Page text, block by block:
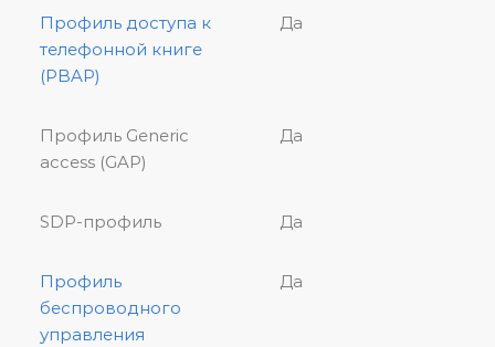
Профиль доступа к
телефонной книге
(PBAP)
Да
Профиль Generic
access (GAP)
Да
SDP-профиль Да
Профиль
беспроводного
управления
Да